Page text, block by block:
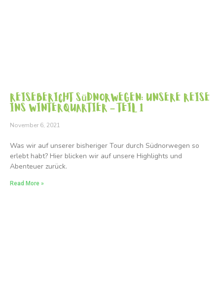
Reisebericht Südnorwegen: Unsere Reise
ins Winterquartier – Teil 1
November 6, 2021
Was wir auf unserer bisheriger Tour durch Südnorwegen so
erlebt habt? Hier blicken wir auf unsere Highlights und
Abenteuer zurück.
Read More »